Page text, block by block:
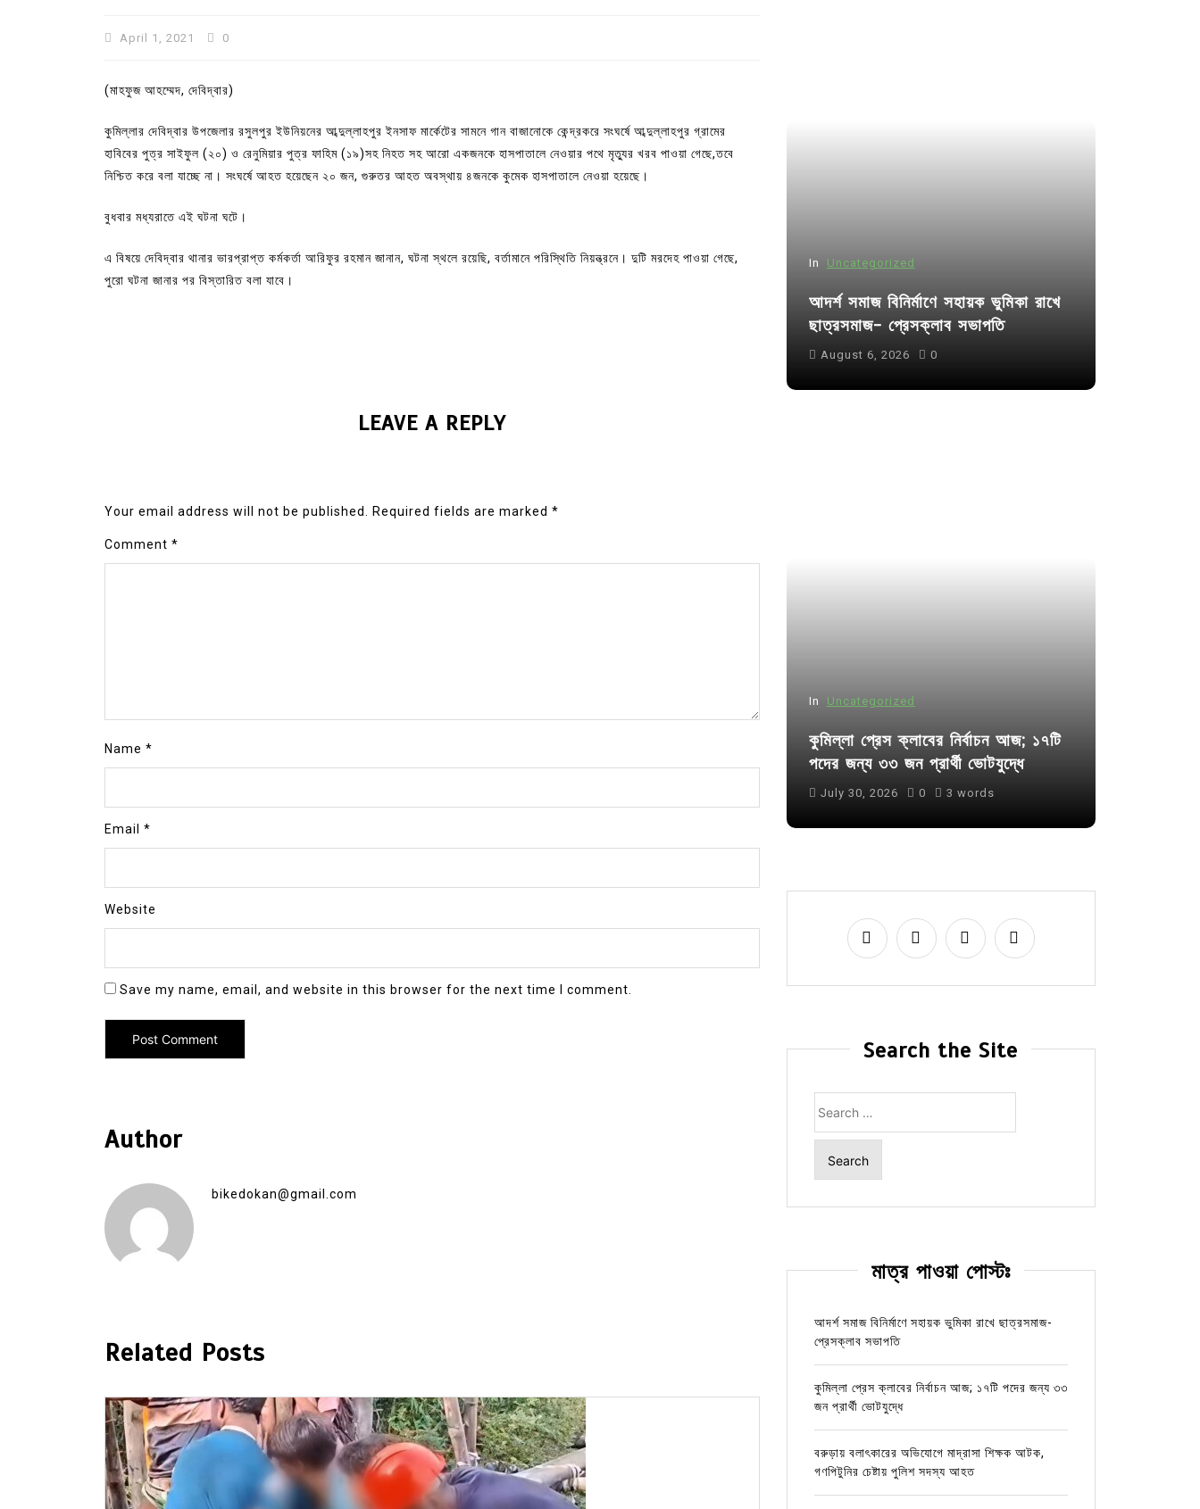
April 1, 2021 0
(মাহফুজ আহম্মেদ, দেবিদ্বার)
কুমিল্লার দেবিদ্বার উপজেলার রসুলপুর ইউনিয়নের আব্দুল্লাহপুর ইনসাফ মার্কেটের সামনে গান বাজানোকে কেন্দ্রকরে সংঘর্ষে আব্দুল্লাহপুর গ্রামের
হাবিবের পুত্র সাইফুল (২০) ও রেনুমিয়ার পুত্র ফাহিম (১৯)সহ নিহত সহ আরো একজনকে হাসপাতালে নেওয়ার পথে মৃত্যুর খরব পাওয়া গেছে,তবে
নিশ্চিত করে বলা যাচ্ছে না। সংঘর্ষে আহত হয়েছেন ২০ জন, গুরুতর আহত অবস্থায় ৪জনকে কুমেক হাসপাতালে নেওয়া হয়েছে।
বুধবার মধ্যরাতে এই ঘটনা ঘটে।
এ বিষয়ে দেবিদ্বার থানার ভারপ্রাপ্ত কর্মকর্তা আরিফুর রহমান জানান, ঘটনা স্থলে রয়েছি, বর্তামানে পরিস্থিতি নিয়ন্ত্রনে। দুটি মরদেহ পাওয়া গেছে,
পুরো ঘটনা জানার পর বিস্তারিত বলা যাবে।
LEAVE A REPLY
Your email address will not be published. Required fields are marked *
Comment *
Name *
Email *
Website
Save my name, email, and website in this browser for the next time I comment.
Author
bikedokan@gmail.com
Related Posts
In Uncategorized
আদর্শ সমাজ বিনির্মাণে সহায়ক ভুমিকা রাখে
ছাত্রসমাজ- প্রেসক্লাব সভাপতি
August 6, 2026 0
In Uncategorized
কুমিল্লা প্রেস ক্লাবের নির্বাচন আজ; ১৭টি
পদের জন্য ৩৩ জন প্রার্থী ভোটযুদ্ধে
July 30, 2026 0 3 words
Search the Site
for:
মাত্র পাওয়া পোস্টঃ
আদর্শ সমাজ বিনির্মাণে সহায়ক ভুমিকা রাখে ছাত্রসমাজ-
প্রেসক্লাব সভাপতি
কুমিল্লা প্রেস ক্লাবের নির্বাচন আজ; ১৭টি পদের জন্য ৩৩
জন প্রার্থী ভোটযুদ্ধে
বরুড়ায় বলাৎকারের অভিযোগে মাদ্রাসা শিক্ষক আটক,
গণপিটুনির চেষ্টায় পুলিশ সদস্য আহত